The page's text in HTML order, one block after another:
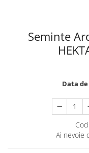
Seminte
Data
Ai nevoie